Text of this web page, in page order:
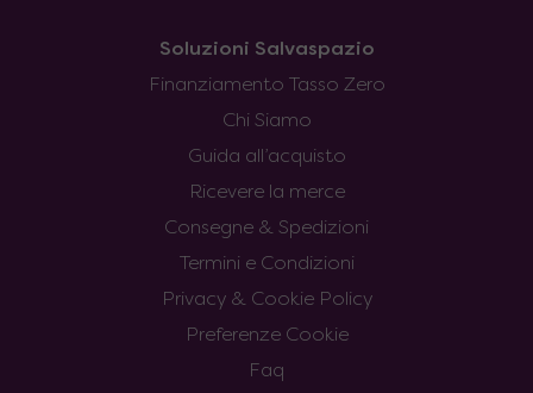
Soluzioni Salvaspazio
Finanziamento Tasso Zero
Chi Siamo
Guida all’acquisto
Ricevere la merce
Consegne & Spedizioni
Termini e Condizioni
Privacy & Cookie Policy
Preferenze Cookie
Faq